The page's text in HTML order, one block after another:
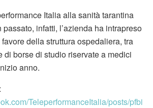
Italia alla sanità tarantina
infatti, l’azienda ha intrapreso
della struttura ospedaliera, tra
di borse di studio riservate a medici
anno.
TeleperformanceItalia/posts/pfbi